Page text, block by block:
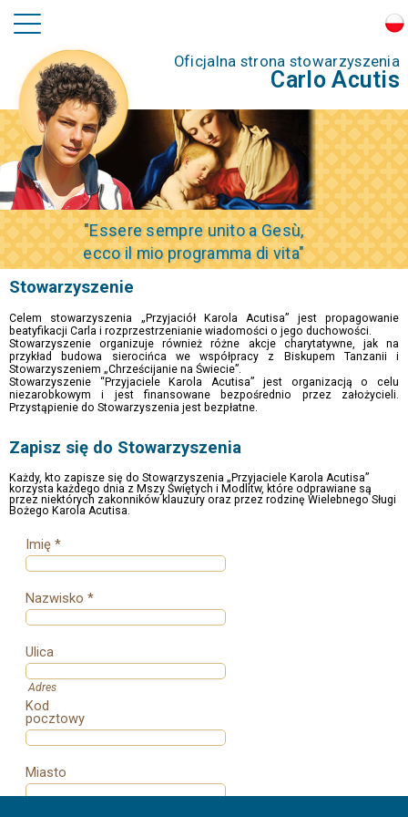
Oficjalna strona stowarzyszenia
Carlo Acutis
"Essere sempre unito a Gesù,
ecco il mio programma di vita"
Stowarzyszenie
Celem stowarzyszenia „Przyjaciół Karola Acutisa” jest propagowanie
beatyfikacji Carla i rozprzestrzenianie wiadomości o jego duchowości.
Stowarzyszenie organizuje również różne akcje charytatywne, jak na
przykład budowa sierocińca we współpracy z Biskupem Tanzanii i
Stowarzyszeniem „Chrześcijanie na Świecie”.
Stowarzyszenie “Przyjaciele Karola Acutisa” jest organizacją o celu
niezarobkowym i jest finansowane bezpośrednio przez założycieli.
Przystąpienie do Stowarzyszenia jest bezpłatne.
Zapisz się do Stowarzyszenia
Każdy, kto zapisze się do Stowarzyszenia „Przyjaciele Karola Acutisa”
korzysta każdego dnia z Mszy Świętych i Modlitw, które odprawiane są
przez niektórych zakonników klauzury oraz przez rodzinę Wielebnego Sługi
Bożego Karola Acutisa.
Imię *
Nazwisko *
Ulica
Adres
Kod
pocztowy
Miasto